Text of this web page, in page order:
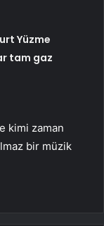
Yüzme
tam gaz
kimi zaman
bir müzik